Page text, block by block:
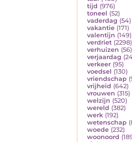
tijd (976)
toneel (52)
vaderdag (54)
vakantie (171)
valentijn (149)
verdriet (2298)
verhuizen (56)
verjaardag
verkeer (95)
voedsel (130)
vriendschap
vrijheid (642)
vrouwen (315)
welzijn (520)
wereld (382)
werk (192)
wetenschap
woede (232)
woonoord